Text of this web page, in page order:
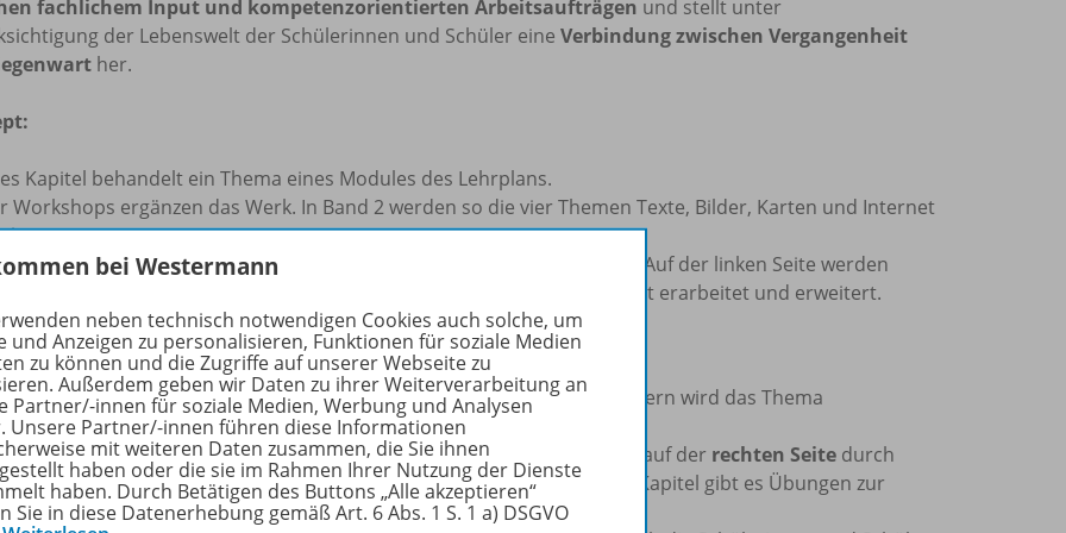
fachlichem Input und kompetenzorientierten Arbeitsaufträgen und stellt unter
der Lebenswelt der Schülerinnen und Schüler eine Verbindung zwischen Vergangenheit
her.
Kapitel behandelt ein Thema eines Modules des Lehrplans.
Workshops ergänzen das Werk. In Band 2 werden so die vier Themen Texte, Bilder, Karten und Internet
klar strukturiertes Seitenkonzept erleichtert das Erlernen von Inhalten: Auf der linken Seite werden
vermittelt, auf der rechten Seite werden Inhalte kompetenzorientiert erarbeitet und erweitert.
Kapitel beginnt mit einerEinstiegsseite. Den Schülerinnen und Schülern wird das Thema
und mit der zeitgenössischen Populärkultur verbunden.
selbst werden auf der linken Seite Inhaltevermittelt und diese auf der rechten Seite durch
Arbeitsaufträgegefestigt und erweitert. In jedem Kapitel gibt es Übungen zur
und Sprachförderung sowie Textverständnisübungen.
bei Westermann
neben technisch notwendigen Cookies auch solche, um
und Anzeigen zu personalisieren, Funktionen für soziale Medien
zu können und die Zugriffe auf unserer Webseite zu
Außerdem geben wir Daten zu ihrer Weiterverarbeitung an
Partner/-innen für soziale Medien, Werbung und Analysen
Unsere Partner/-innen führen diese Informationen
mit weiteren Daten zusammen, die Sie ihnen
haben oder die sie im Rahmen Ihrer Nutzung der Dienste
haben. Durch Betätigen des Buttons „Alle akzeptieren“
Sie in diese Datenerhebung gemäß Art. 6 Abs. 1 S. 1 a) DSGVO